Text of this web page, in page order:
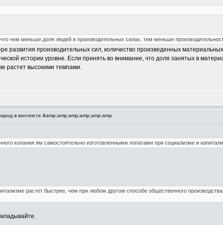
чем меньше доля людей в производительных силах, тем меньше
развития производительных сил, количество произведенных
истории уровне. Если принять во внимание, что доля занятых в
растет высокими темпами.
в контексте &amp;amp;amp;amp;amp;amp
копания ям самостоятельно изготовленными лопатами при социализме и
растет быстрее, чем при любом другом способе общественного